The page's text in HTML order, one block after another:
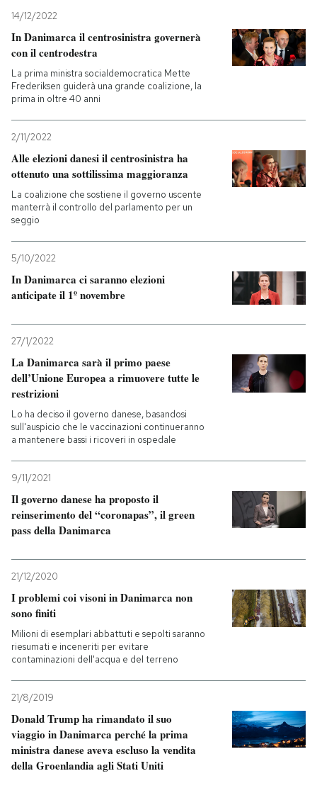
14/12/2022
In Danimarca il centrosinistra governerà
con il centrodestra
La prima ministra socialdemocratica Mette
Frederiksen guiderà una grande coalizione, la
prima in oltre 40 anni
2/11/2022
Alle elezioni danesi il centrosinistra ha
ottenuto una sottilissima maggioranza
La coalizione che sostiene il governo uscente
manterrà il controllo del parlamento per un
seggio
5/10/2022
In Danimarca ci saranno elezioni
anticipate il 1º novembre
27/1/2022
La Danimarca sarà il primo paese
dell’Unione Europea a rimuovere tutte le
restrizioni
Lo ha deciso il governo danese, basandosi
sull'auspicio che le vaccinazioni continueranno
a mantenere bassi i ricoveri in ospedale
9/11/2021
Il governo danese ha proposto il
reinserimento del “coronapas”, il green
pass della Danimarca
21/12/2020
I problemi coi visoni in Danimarca non
sono finiti
Milioni di esemplari abbattuti e sepolti saranno
riesumati e inceneriti per evitare
contaminazioni dell'acqua e del terreno
21/8/2019
Donald Trump ha rimandato il suo
viaggio in Danimarca perché la prima
ministra danese aveva escluso la vendita
della Groenlandia agli Stati Uniti